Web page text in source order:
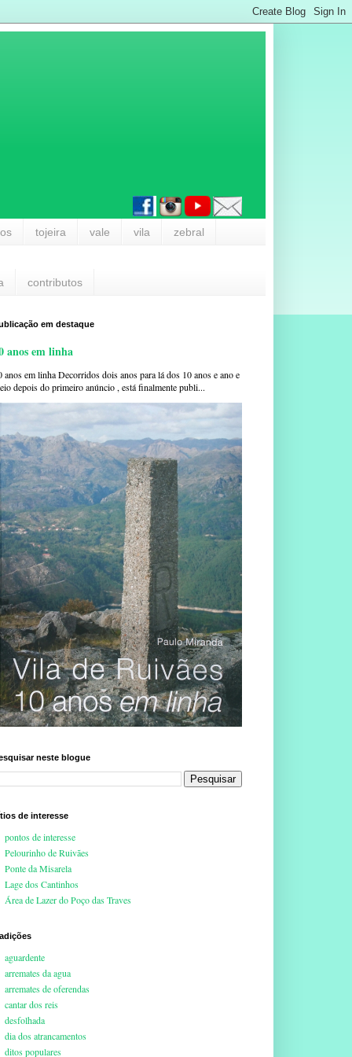
tojeira vale vila zebral
contributos
em destaque
anos em linha
anos em linha Decorridos dois anos para lá dos 10 anos e ano e
depois do primeiro anúncio , está finalmente publi...
neste blogue
de interesse
pontos de interesse
Pelourinho de Ruivães
Ponte da Misarela
Lage dos Cantinhos
Área de Lazer do Poço das Traves
aguardente
arremates da agua
arremates de oferendas
cantar dos reis
desfolhada
dia dos atrancamentos
ditos populares